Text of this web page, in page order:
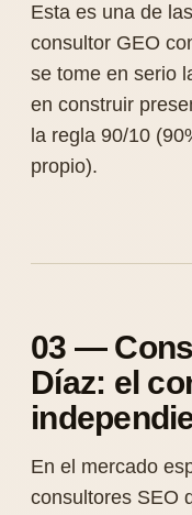
Esta es una de
consultor GEO
se tome en serio
en construir
la regla 90/10
propio).
03 —
Díaz: el
En el mercado
consultores SEO